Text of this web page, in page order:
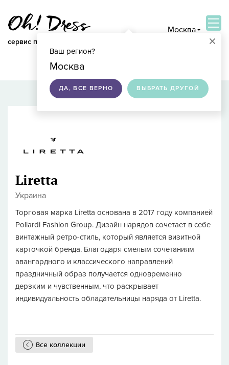
сервис по подбору свадебных платьев
Москва
×
Ваш регион?
Москва
ДА, ВСЕ ВЕРНО ВЫБРАТЬ ДРУГОЙ
Liretta
Украина
Торговая марка Liretta основана в 2017 году компанией
Pollardi Fashion Group. Дизайн нарядов сочетает в себе
винтажный ретро-стиль, который является визитной
карточкой бренда. Благодаря смелым сочетаниям
авангардного и классического направлений
праздничный образ получается одновременно
дерзким и чувственным, что раскрывает
индивидуальность обладательницы наряда от Liretta.
Все коллекции